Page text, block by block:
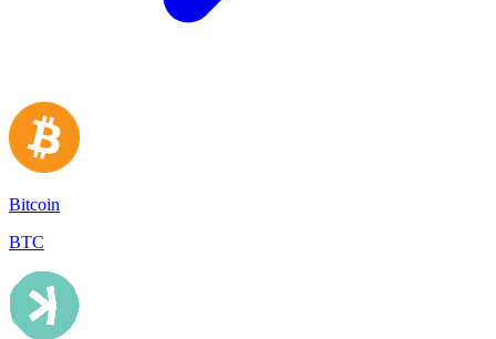
Bitcoin
BTC